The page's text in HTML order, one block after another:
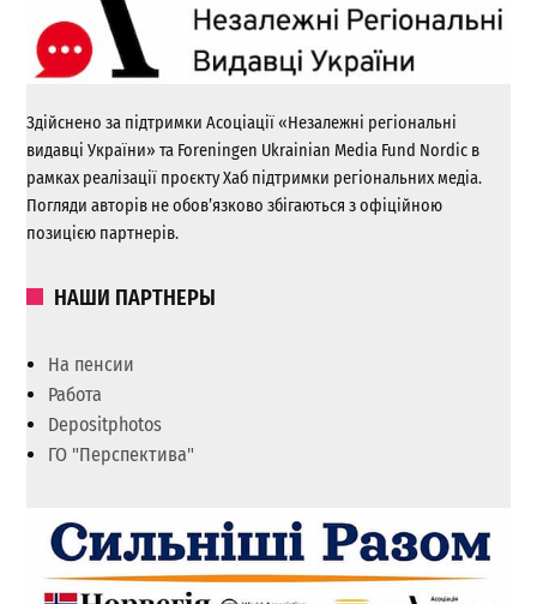
Здійснено за підтримки Асоціації «Незалежні регіональні
видавці України» та Foreningen Ukrainian Media Fund Nordic в
рамках реалізації проєкту Хаб підтримки регіональних медіа.
Погляди авторів не обов’язково збігаються з офіційною
позицією партнерів.
НАШИ ПАРТНЕРЫ
На пенсии
Работа
Depositphotos
ГО "Перспектива"